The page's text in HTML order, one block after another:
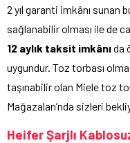
2 yıl garanti imkânı sunan
sağlanabilir olması ile de
12 aylık taksit imkânıda
uygundur. Toz torbası
taşınabilir olan Miele toz
Mağazaları’nda sizleri
Heifer Şarjlı